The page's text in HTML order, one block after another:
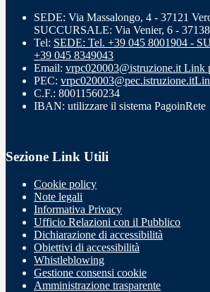
SEDE: Via Massalongo, 4 - 37121
SUCCURSALE: Via Venier, 6 -
Tel: SEDE: Tel. +39 045 8001904 -
+39 045 8349043
Email: vrpc020003@istruzione.it Link
PEC: vrpc020003@pec.istruzione.it
C.F.: 80011560234
IBAN: utilizzare il sistema PagoinRete
Sezione Link Utili
Cookie policy
Note legali
Informativa Privacy
Ufficio Relazioni con il Pubblico
Dichiarazione di accessibilità
Obiettivi di accessibilità
Whistleblowing
Gestione consensi cookie
Amministrazione trasparente